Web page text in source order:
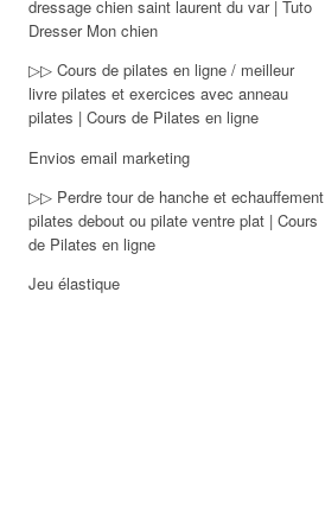
dressage chien saint laurent du var | Tuto
Dresser Mon chien
▷▷ Cours de pilates en ligne / meilleur
livre pilates et exercices avec anneau
pilates | Cours de Pilates en ligne
Envios email marketing
▷▷ Perdre tour de hanche et echauffement
pilates debout ou pilate ventre plat | Cours
de Pilates en ligne
Jeu élastique